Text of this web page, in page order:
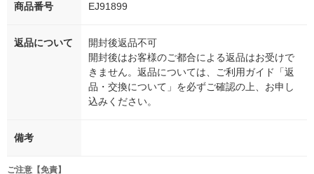
商品番号 EJ91899
返品について
開封後返品不可
開封後はお客様のご都合による返品はお受けで
きません。返品については、ご利用ガイド「返
品・交換について」を必ずご確認の上、お申し
込みください。
備考
ご注意【免責】